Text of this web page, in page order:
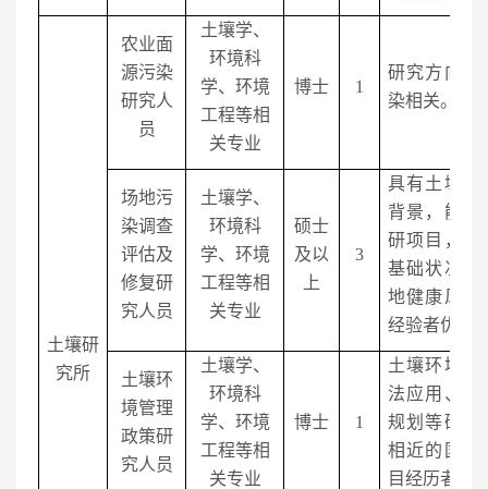
土壤研
究所
农业面
源污染
研究人
员
土壤学、
环境科
学、环境
工程等相
关专业
博士 1
研究方向为
染相关。
场地污
染调查
评估及
修复研
究人员
土壤学、
环境科
学、环境
工程等相
关专业
硕士
及以
上
3
具有土壤学
背景，能够
研项目，具
基础状况调
地健康风险
经验者优先
土壤环
境管理
政策研
究人员
土壤学、
环境科
学、环境
工程等相
关专业
博士 1
土壤环境标
法应用、土
规划等研究
相近的国家
目经历者优